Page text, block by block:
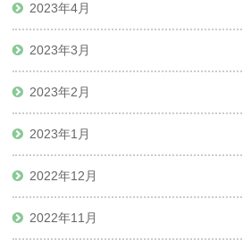
2023年4月
2023年3月
2023年2月
2023年1月
2022年12月
2022年11月